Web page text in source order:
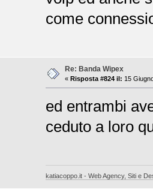
come
Re: Banda Wipex
« Risposta #824 il: 15
ed entrambi
ceduto a loro
katiacoppo.it - Web Agency, Siti e